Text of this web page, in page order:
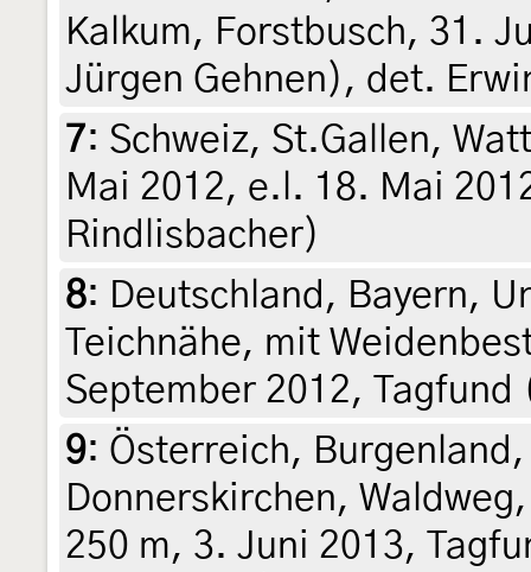
Kalkum, Forstbusch, 31.
Jürgen Gehnen), det.
7: Schweiz, St.Gallen,
Mai 2012, e.l. 18. Mai
Rindlisbacher)
8: Deutschland, Bayern,
Teichnähe, mit
September 2012,
9: Österreich,
Donnerskirchen,
250 m, 3. Juni 2013,